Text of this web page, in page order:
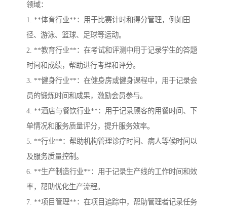
领域：
1. **体育行业**：用于比赛计时和得分管理，例如田
径、游泳、篮球、足球等运动。
2. **教育行业**：在考试和评测中用于记录学生的答题
时间和成绩，帮助进行考理和评分。
3. **健身行业**：在健身房或健身课程中，用于记录会
员的锻炼时间和成果，激励会员参与。
4. **酒店与餐饮行业**：用于记录顾客的用餐时间、下
单情况和服务质量评分，提升服务效率。
5. **行业**：帮助机构管理诊疗时间、病人等候时间以
及服务质量控制。
6. **生产制造行业**：用于记录生产线的工作时间和效
率，帮助优化生产流程。
7. **项目管理**：在项目追踪中，帮助管理者记录任务